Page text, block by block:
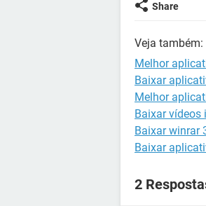
Share
Veja também:
Melhor
Baixar
Melhor
Baixar
Baixar winrar
Baixar
2